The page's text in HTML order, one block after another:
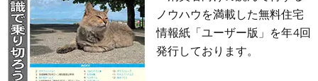
ノウハウを満載した無料住宅
情報紙「ユーザー版」を年4回
発行しております。